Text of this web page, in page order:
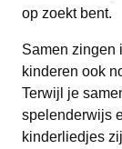
op zoekt bent.
Samen zingen
kinderen ook
Terwijl je
spelenderwijs
kinderliedjes